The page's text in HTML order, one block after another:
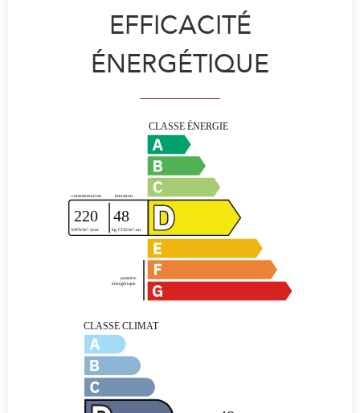
EFFICACITÉ
ÉNERGÉTIQUE